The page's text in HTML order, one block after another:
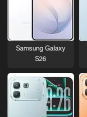
Samsung Galaxy
S26